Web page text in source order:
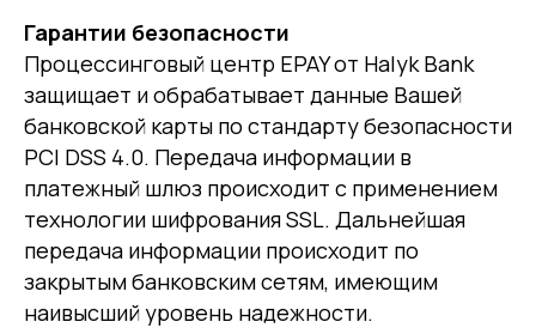
Гарантии безопасности
Процессинговый центр EPAY от Halyk Bank
защищает и обрабатывает данные Вашей
банковской карты по стандарту безопасности
PCI DSS 4.0. Передача информации в
платежный шлюз происходит с применением
технологии шифрования SSL. Дальнейшая
передача информации происходит по
закрытым банковским сетям, имеющим
наивысший уровень надежности.